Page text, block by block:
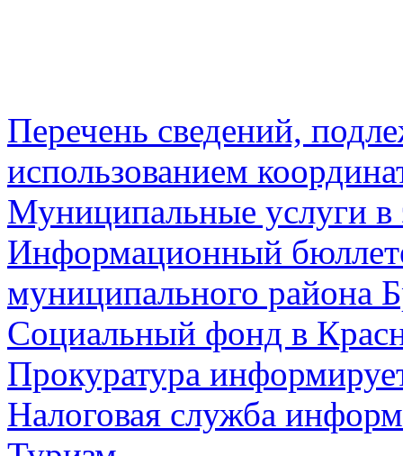
Перечень сведений,
использованием
Муниципальные услуги в
Информационный
муниципального района
Социальный фонд в
Прокуратура
Налоговая служба